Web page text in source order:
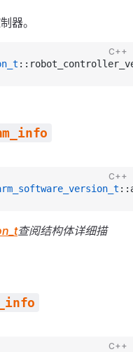
器。
C++
C++
查阅结构体详细描
C++